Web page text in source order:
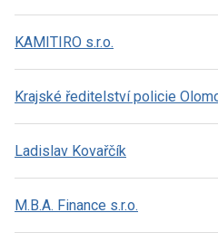
KAMITIRO s.r.o.
Krajské ředitelství policie
Ladislav Kovařčík
M.B.A. Finance s.r.o.